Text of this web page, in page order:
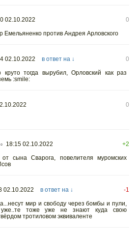
02.10.2022
0
Емельяненко против Андрея Арловского
02.10.2022 в ответ на ↓
0
круто тогда вырубил, Орловский как раз
:smile:
0
○ 18:15 02.10.2022
+2
от сына Сварога, повелителя муромских
02.10.2022 в ответ на ↓
-1
мир и свободу через бомбы и пули,
тоже уже не знают куда свою
тротиловом эквиваленте